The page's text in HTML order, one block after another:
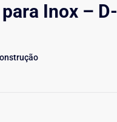
Inox – D-